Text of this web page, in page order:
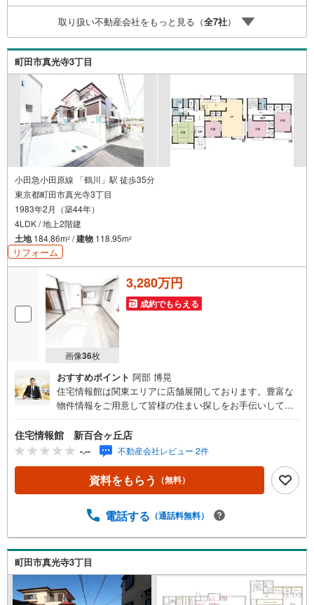
取り扱い不動産会社をもっと見る（全7社）
町田市真光寺3丁目
小田急小田原線 「鶴川」駅 徒歩35分
東京都町田市真光寺3丁目
1983年2月（築44年）
4LDK / 地上2階建
土地184.86m2 /建物 118.95m2
リフォーム
画像36枚
3,280万円
成約でもらえる
おすすめポイント 阿部 博晃
住宅情報館は関東エリアに店舗展開しております。豊富な
物件情報をご用意して皆様の住まい探しをお手伝いしてお
さい。住宅ローン相談会も同時開催中無理のない住宅ロー
ンの試算やご購入の際にかかる諸費用の概算も行っており
ます。しっかりとした資金計画のアドバイスをさせて頂き
ますので、お気軽にご相談ください。
住宅情報館 新百合ヶ丘店
-.-- 不動産会社レビュー 2件
資料をもらう （無料）
電話する （通話料無料）
町田市真光寺3丁目